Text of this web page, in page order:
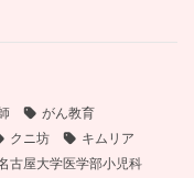
がん教育
クニ坊
キムリア
古屋大学医学部小児科